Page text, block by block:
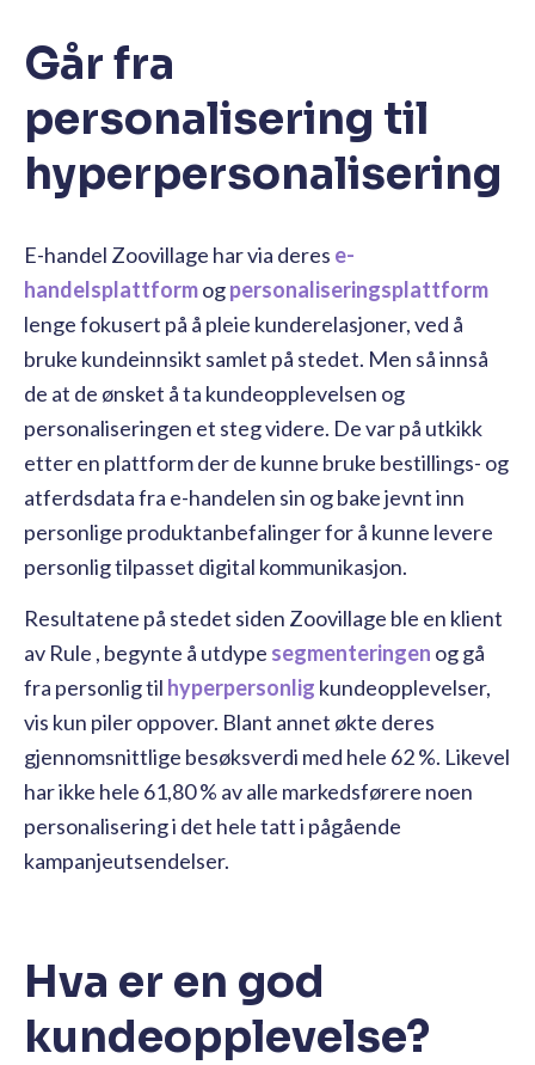
Går fra
personalisering til
hyperpersonalisering
E-handel Zoovillage har via deres e-
handelsplattformogpersonaliseringsplattform
lenge fokusert på å pleie kunderelasjoner, ved å
bruke kundeinnsikt samlet på stedet. Men så innså
de at de ønsket å ta kundeopplevelsen og
personaliseringen et steg videre. De var på utkikk
etter en plattform der de kunne bruke bestillings- og
atferdsdata fra e-handelen sin og bake jevnt inn
personlige produktanbefalinger for å kunne levere
personlig tilpasset digital kommunikasjon.
Resultatene på stedet siden Zoovillage ble en klient
av Rule , begynte å utdype segmenteringen og gå
fra personlig til hyperpersonlig kundeopplevelser,
vis kun piler oppover. Blant annet økte deres
gjennomsnittlige besøksverdi med hele 62 %. Likevel
har ikke hele 61,80 % av alle markedsførere noen
personalisering i det hele tatt i pågående
kampanjeutsendelser.
Hva er en god
kundeopplevelse?